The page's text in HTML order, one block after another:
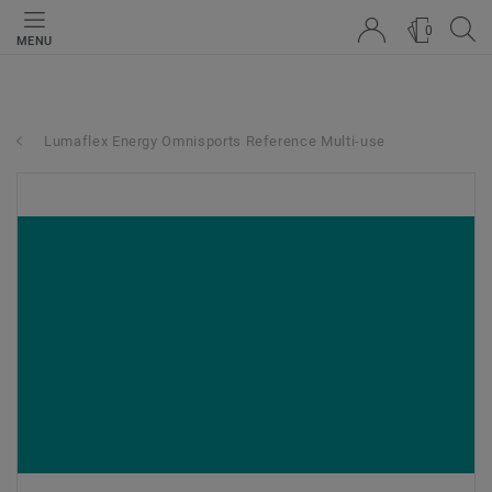
MENU
0
Lumaflex Energy Omnisports Reference Multi-use